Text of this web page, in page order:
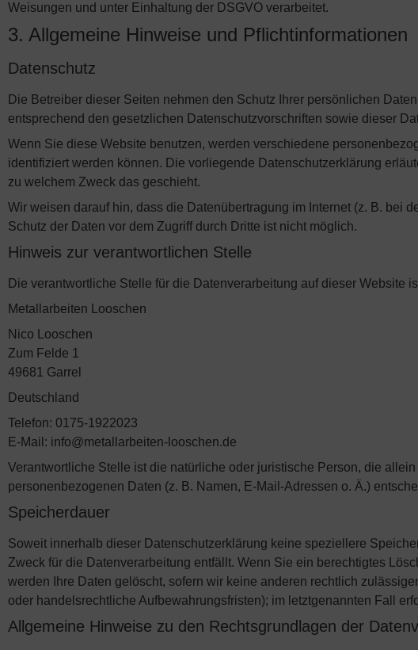
Weisungen und unter Einhaltung der DSGVO verarbeitet.
3. Allgemeine Hinweise und Pflicht­informationen
Datenschutz
Die Betreiber dieser Seiten nehmen den Schutz Ihrer persönlichen
entsprechend den gesetzlichen Datenschutzvorschriften sowie dieser
Wenn Sie diese Website benutzen, werden verschiedene
identifiziert werden können. Die vorliegende Datenschutzerklärung
zu welchem Zweck das geschieht.
Wir weisen darauf hin, dass die Datenübertragung im Internet (z. B. bei
Schutz der Daten vor dem Zugriff durch Dritte ist nicht möglich.
Hinweis zur verantwortlichen Stelle
Die verantwortliche Stelle für die Datenverarbeitung auf dieser Website
Metallarbeiten Looschen
Nico Looschen
Zum Felde 1
49681 Garrel
Deutschland
Telefon: 0175-1922023
E-Mail: info@metallarbeiten-looschen.de
Verantwortliche Stelle ist die natürliche oder juristische Person, die
personenbezogenen Daten (z. B. Namen, E-Mail-Adressen o. Ä.)
Speicherdauer
Soweit innerhalb dieser Datenschutzerklärung keine speziellere
Zweck für die Datenverarbeitung entfällt. Wenn Sie ein berechtigtes
werden Ihre Daten gelöscht, sofern wir keine anderen rechtlich
oder handelsrechtliche Aufbewahrungsfristen); im letztgenannten Fall
Allgemeine Hinweise zu den Rechtsgrundlagen der